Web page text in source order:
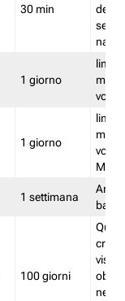
30 min
1 giorno
1 giorno
1 settimana
100 giorni
nel